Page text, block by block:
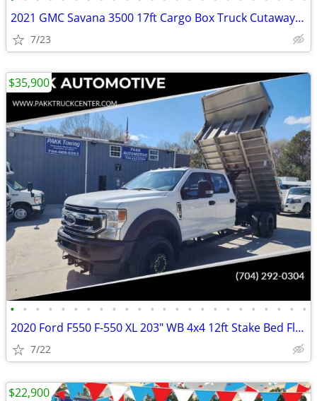
2021 GMC Savana 3500 17ft Cargo Box Truck Cutaway Work Delivery Van
7/23
• • • • • • • • • • • • • • • • • • • • • • • •
2020 Ford F550 F-550 XL 203" WB 4x4 12ft Stake Bed Flatbed Dump Truck
7/22
$35,900
$22,900